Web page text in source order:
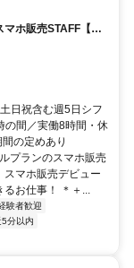
ホ販売STAFF【岡
日祝含む週5日シフ
の間／実働8時間・休
の定めあり
プランのスマホ販売
スマホ販売デビュー
お仕事！ ＊＋...
験者歓迎
5分以内